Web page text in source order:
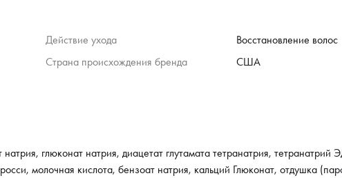
Действие ухода
Восстановление волос
Страна происхождения бренда США
глюконат натрия, диацетат глутамата тетранатрия, тетранатрий
молочная кислота, бензоат натрия, кальций Глюконат, отдушка